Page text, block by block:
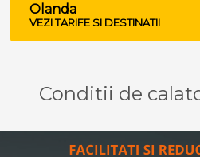
Olanda
VEZI TARIFE SI DESTINATII
Conditii de